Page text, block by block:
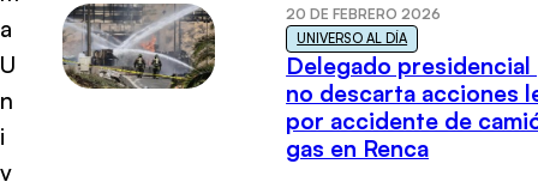
a
U
n
i
v
20 DE FEBRERO 2026
UNIVERSO AL DÍA
Delegado presidencial
no descarta acciones
por accidente de
gas en Renca